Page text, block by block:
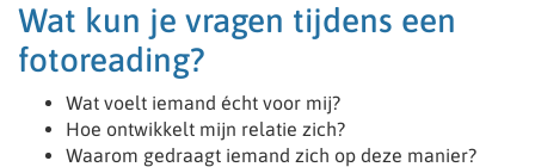
Wat kun je vragen tijdens een
fotoreading?
Wat voelt iemand écht voor mij?
Hoe ontwikkelt mijn relatie zich?
Waarom gedraagt iemand zich op deze manier?